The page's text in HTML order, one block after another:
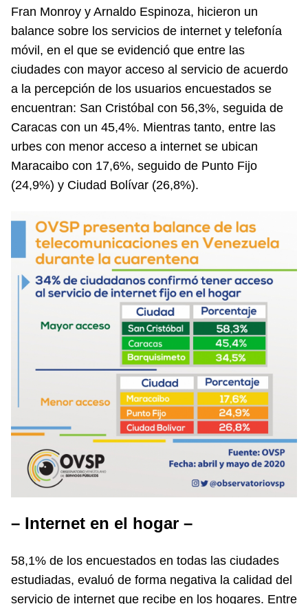
Fran Monroy y Arnaldo Espinoza, hicieron un
balance sobre los servicios de internet y telefonía
móvil, en el que se evidenció que entre las
ciudades con mayor acceso al servicio de acuerdo
a la percepción de los usuarios encuestados se
encuentran: San Cristóbal con 56,3%, seguida de
Caracas con un 45,4%. Mientras tanto, entre las
urbes con menor acceso a internet se ubican
Maracaibo con 17,6%, seguido de Punto Fijo
(24,9%) y Ciudad Bolívar (26,8%).
– Internet en el hogar –
58,1% de los encuestados en todas las ciudades
estudiadas, evaluó de forma negativa la calidad del
servicio de internet que recibe en los hogares. Entre